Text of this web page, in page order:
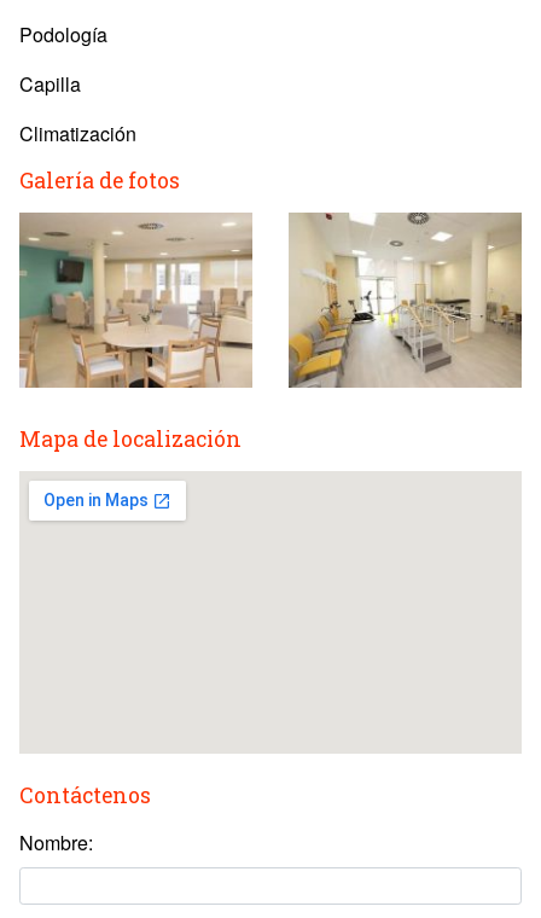
Podología
Capilla
Climatización
Galería de fotos
Mapa de localización
Contáctenos
Nombre: